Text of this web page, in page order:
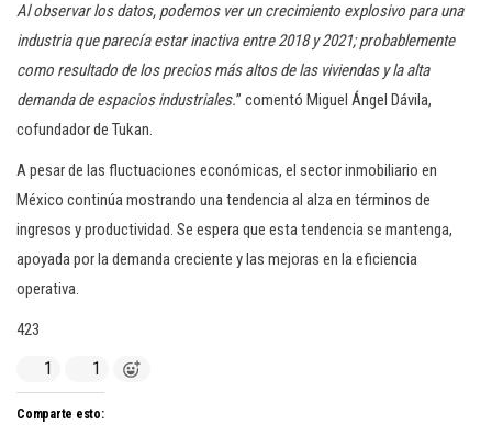
Al observar los datos, podemos ver un crecimiento explosivo para una
industria que parecía estar inactiva entre 2018 y 2021; probablemente
como resultado de los precios más altos de las viviendas y la alta
demanda de espacios industriales.” comentó Miguel Ángel Dávila,
cofundador de Tukan.
A pesar de las fluctuaciones económicas, el sector inmobiliario en
México continúa mostrando una tendencia al alza en términos de
ingresos y productividad. Se espera que esta tendencia se mantenga,
apoyada por la demanda creciente y las mejoras en la eficiencia
operativa.
423
1 1
Comparte esto: